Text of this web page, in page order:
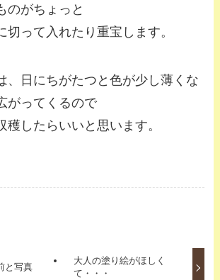
のがちょっと
切って入れたり重宝します。
、日にちがたつと色が少し薄くな
がってくるので
穫したらいいと思います。
と写真
大人の塗り絵がほしく
て・・・